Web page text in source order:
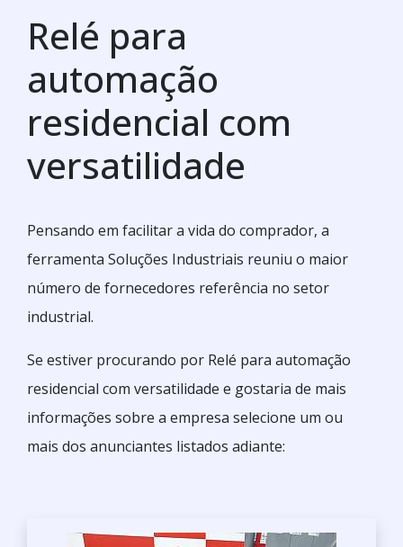
Relé para
automação
residencial com
versatilidade
Pensando em facilitar a vida do comprador, a
ferramenta Soluções Industriais reuniu o maior
número de fornecedores referência no setor
industrial.
Se estiver procurando por Relé para automação
residencial com versatilidade e gostaria de mais
informações sobre a empresa selecione um ou
mais dos anunciantes listados adiante: